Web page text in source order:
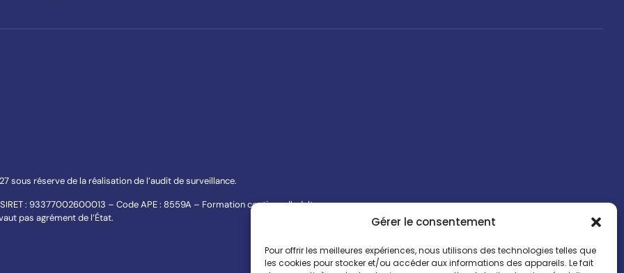
Gérer le consentement
Pour offrir les meilleures expériences, nous utilisons des technologies telles que
les cookies pour stocker et/ou accéder aux informations des appareils. Le fait
réserve de la réalisation de l’audit de surveillance.
: 93377002600013 – Code APE : 8559A – Formation continue d’adultes.
pas agrément de l’État.